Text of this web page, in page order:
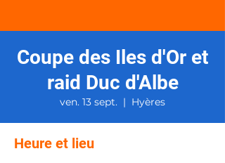
Coupe des Iles d'Or et
raid Duc d'Albe
ven. 13 sept.
  |
Hyères
Heure et lieu